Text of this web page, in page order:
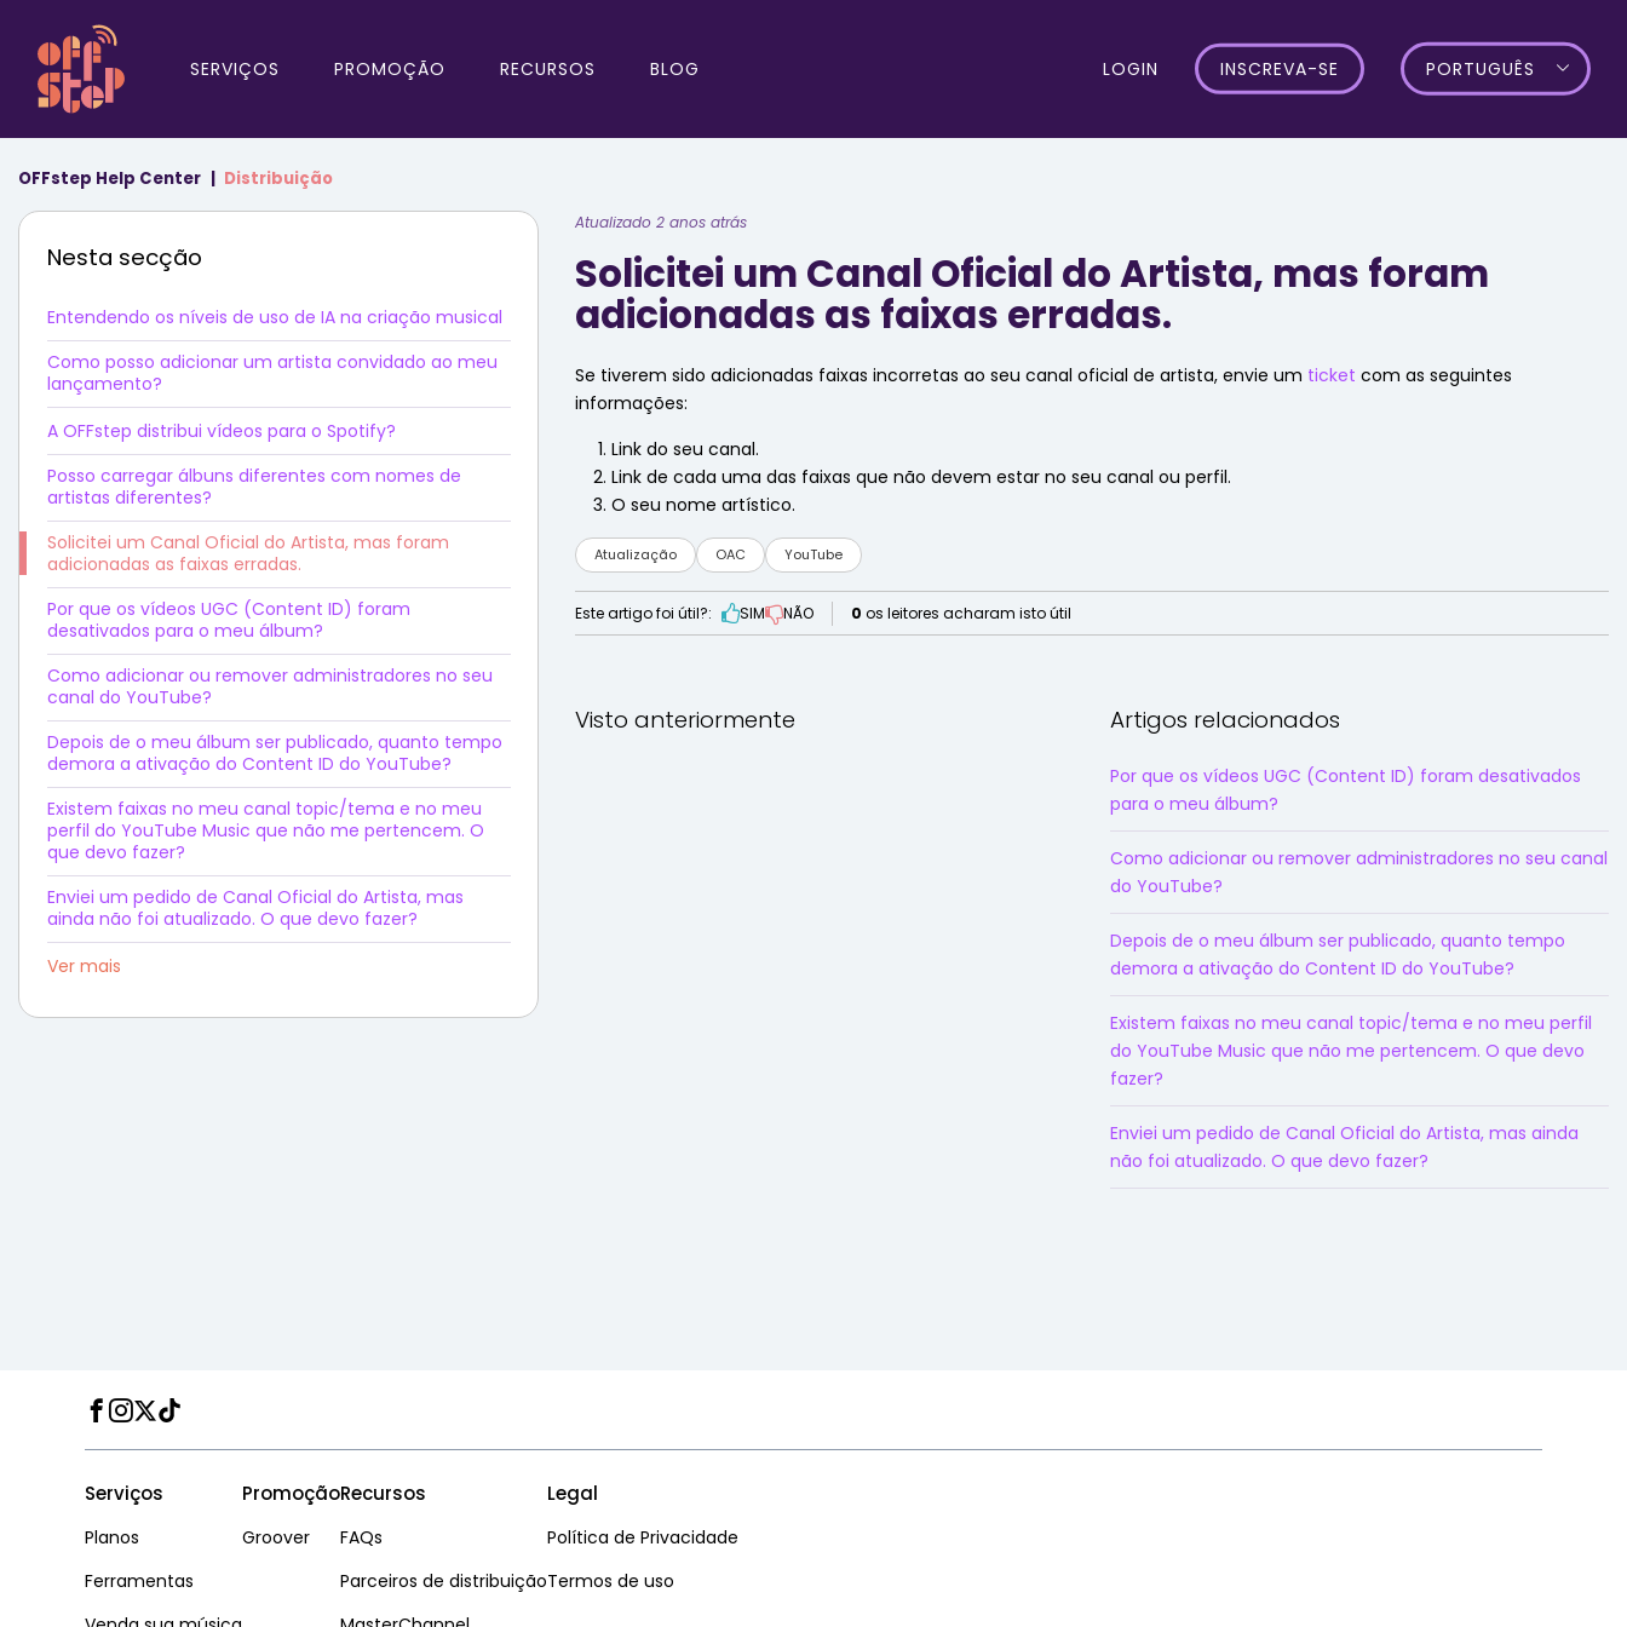
SERVIÇOS PROMOÇÃO RECURSOS BLOG LOGIN INSCREVA-SE PORTUGUÊS
OFFstep Help Center Distribuição
Nesta secção
Entendendo os níveis de uso de IA na criação musical
Como posso adicionar um artista convidado ao meu
lançamento?
A OFFstep distribui vídeos para o Spotify?
Posso carregar álbuns diferentes com nomes de
artistas diferentes?
Solicitei um Canal Oficial do Artista, mas foram
adicionadas as faixas erradas.
Por que os vídeos UGC (Content ID) foram
desativados para o meu álbum?
Como adicionar ou remover administradores no seu
canal do YouTube?
Depois de o meu álbum ser publicado, quanto tempo
demora a ativação do Content ID do YouTube?
Existem faixas no meu canal topic/tema e no meu
perfil do YouTube Music que não me pertencem. O
que devo fazer?
Enviei um pedido de Canal Oficial do Artista, mas
ainda não foi atualizado. O que devo fazer?
Ver mais
Atualizado 2 anos atrás
Solicitei um Canal Oficial do Artista, mas foram
adicionadas as faixas erradas.
Se tiverem sido adicionadas faixas incorretas ao seu canal oficial de artista, envie um ticket com as seguintes
informações:
Link do seu canal.
Link de cada uma das faixas que não devem estar no seu canal ou perfil.
O seu nome artístico.
Atualização OAC YouTube
Este artigo foi útil?: SIM NÃO 0 os leitores acharam isto útil
Visto anteriormente Artigos relacionados
Por que os vídeos UGC (Content ID) foram desativados
para o meu álbum?
Como adicionar ou remover administradores no seu canal
do YouTube?
Depois de o meu álbum ser publicado, quanto tempo
demora a ativação do Content ID do YouTube?
Existem faixas no meu canal topic/tema e no meu perfil
do YouTube Music que não me pertencem. O que devo
fazer?
Enviei um pedido de Canal Oficial do Artista, mas ainda
não foi atualizado. O que devo fazer?
Facebook
Instagram
Twitter
TikTok
Serviços
Planos
Ferramentas
Promoção
Groover
Recursos
FAQs
Parceiros de distribuição
Legal
Política de Privacidade
Termos de uso